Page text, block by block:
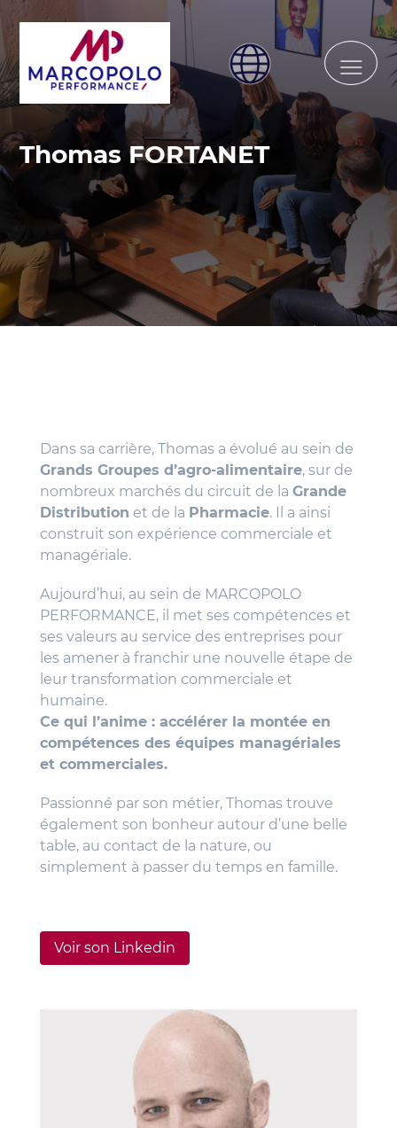
Thomas FORTANET
Dans sa carrière, Thomas a évolué au sein de
Grands Groupes d’agro-alimentaire, sur de
nombreux marchés du circuit de la Grande
Distribution et de la Pharmacie. Il a ainsi
construit son expérience commerciale et
managériale.
Aujourd’hui, au sein de MARCOPOLO
PERFORMANCE, il met ses compétences et
ses valeurs au service des entreprises pour
les amener à franchir une nouvelle étape de
leur transformation commerciale et
humaine.
Ce qui l’anime : accélérer la montée en
compétences des équipes managériales
et commerciales.
Passionné par son métier, Thomas trouve
également son bonheur autour d’une belle
table, au contact de la nature, ou
simplement à passer du temps en famille.
Voir son Linkedin